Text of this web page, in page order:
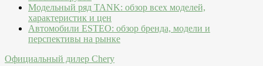
Модельный ряд TANK: обзор всех моделей,
характеристик и цен
Автомобили ESTEO: обзор бренда, модели и
перспективы на рынке
Официальный дилер Chery